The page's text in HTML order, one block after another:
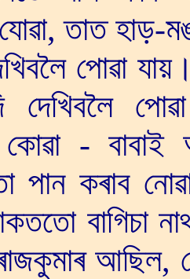
তাত হাড়-
পোৱা
দেখিবলৈ
কোৱা -
পান কৰাব
বাগিচা
আছিল,